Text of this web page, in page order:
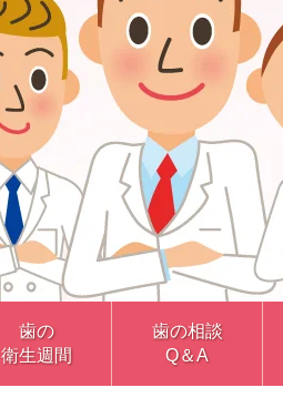
歯の
衛生週間
歯の相談
Q＆A